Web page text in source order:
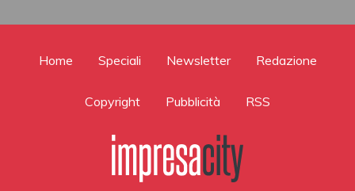
Home Speciali Newsletter Redazione
Copyright Pubblicità RSS